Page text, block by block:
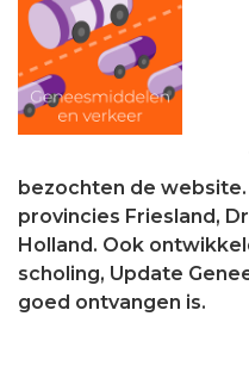
Contact
Winkelwagentje
Aanmelden
Toegang
bezochten de
provincies Friesland,
Holland. Ook
scholing, Update
goed ontvangen is.